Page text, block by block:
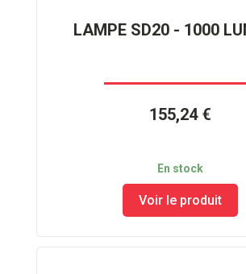
LAMPE SD20 - 1000
155,24 €
En stock
Voir le produit